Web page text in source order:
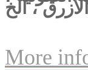
، الخ
More